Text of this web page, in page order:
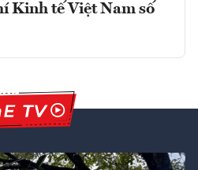
Kinh tế Việt Nam số